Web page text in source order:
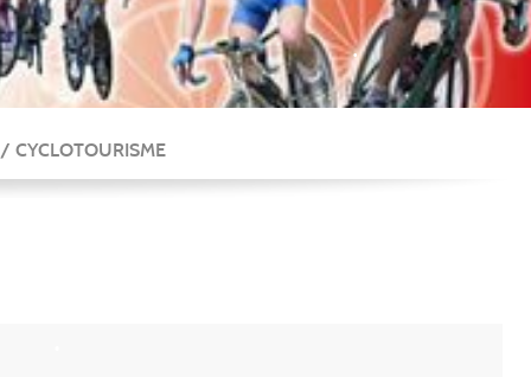
CYCLOTOURISME
•
•